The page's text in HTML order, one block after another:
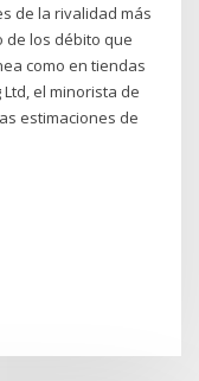
de la rivalidad más
de los débito que
como en tiendas
el minorista de
estimaciones de